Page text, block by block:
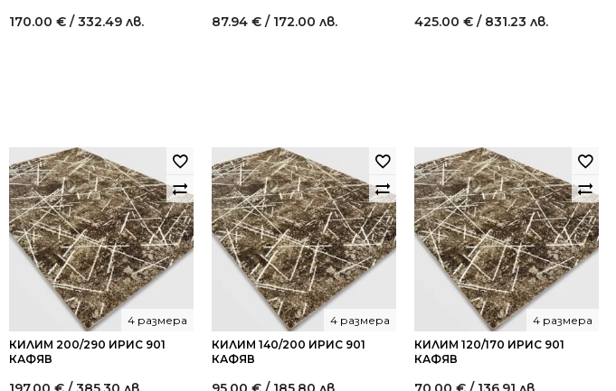
170.00 € / 332.49 лв. 87.94 € / 172.00 лв. 425.00 € / 831.23 лв.
КИЛИМ 200/290 ИРИС 901
КАФЯВ
4 размера
КИЛИМ 140/200 ИРИС 901
КАФЯВ
4 размера
КИЛИМ 120/170 ИРИС 901
КАФЯВ
4 размера